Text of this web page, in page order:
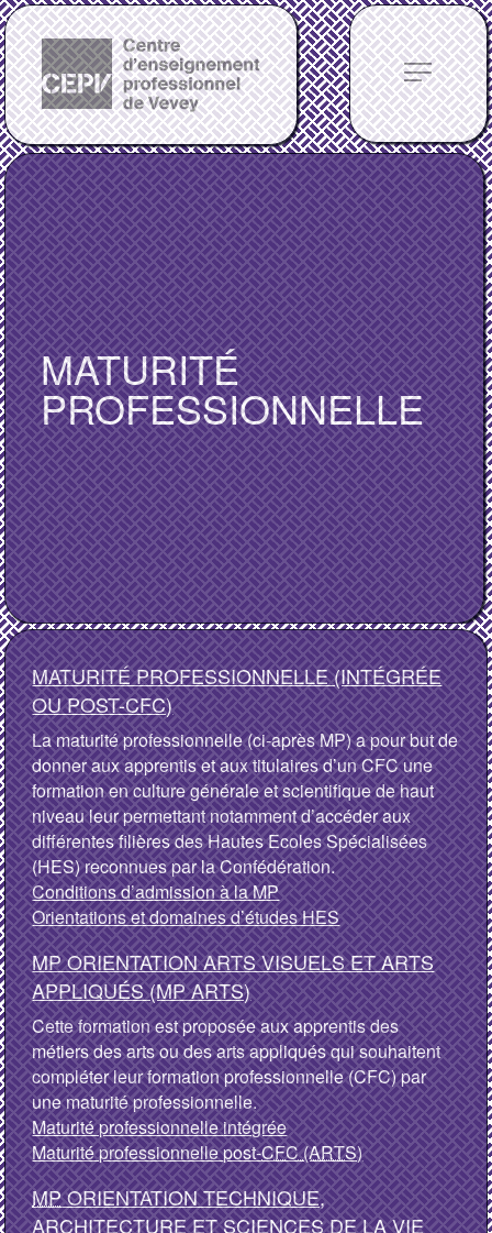
notes
MATURITÉ
PROFESSIONNELLE
MATURITÉ PROFESSIONNELLE (INTÉGRÉE
OU POST-CFC)
La maturité professionnelle (ci-après MP) a pour but de
donner aux apprentis et aux titulaires d’un CFC une
formation en culture générale et scientifique de haut
niveau leur permettant notamment d’accéder aux
différentes filières des Hautes Ecoles Spécialisées
(HES) reconnues par la Confédération.
Conditions d’admission à la MP
Orientations et domaines d’études HES
MP ORIENTATION ARTS VISUELS ET ARTS
APPLIQUÉS (MP ARTS)
Cette formation est proposée aux apprentis des
métiers des arts ou des arts appliqués qui souhaitent
compléter leur formation professionnelle (CFC) par
une maturité professionnelle.
Maturité professionnelleintégrée
Maturité professionnellepost-CFC (ARTS)
MPORIENTATION TECHNIQUE,
ARCHITECTURE ET SCIENCES DE LA VIE